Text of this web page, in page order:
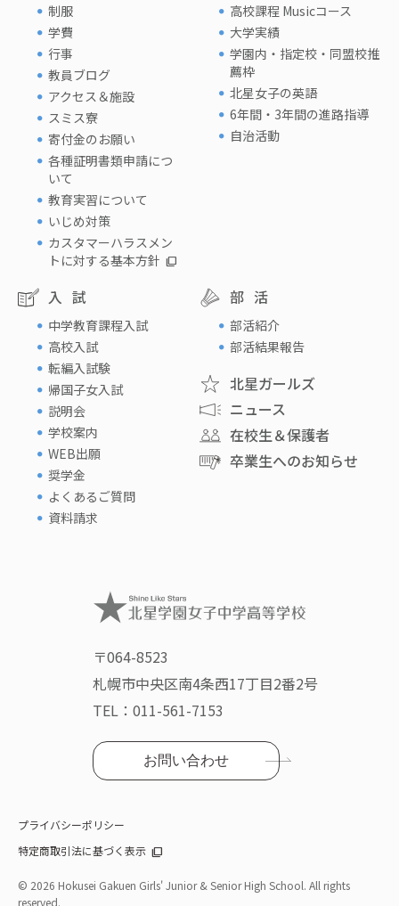
制服
学費
行事
教員ブログ
アクセス＆施設
スミス寮
寄付金のお願い
各種証明書類申請につ
いて
教育実習について
いじめ対策
カスタマーハラスメン
トに対する基本方針
高校課程 Musicコース
大学実績
学園内・指定校・同盟校推
薦枠
北星女子の英語
6年間・3年間の進路指導
自治活動
入試
中学教育課程入試
高校入試
転編入試験
帰国子女入試
説明会
学校案内
WEB出願
奨学金
よくあるご質問
資料請求
部活
部活紹介
部活結果報告
北星ガールズ
ニュース
在校生＆保護者
卒業生へのお知らせ
〒064-8523
札幌市中央区南4条西17丁目2番2号
TEL： 011-561-7153
お問い合わせ
プライバシーポリシー
特定商取引法に基づく表示
© 2026 Hokusei Gakuen Girls' Junior & Senior High School. All rights
reserved.